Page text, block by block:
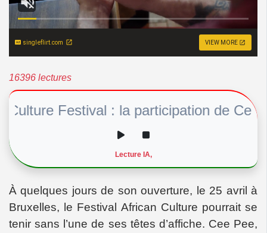
singleflirt.com VIEW MORE
16396 lectures
Festival : la participation de Cee
Lecture IA,
À quelques jours de son ouverture, le 25 avril à
Bruxelles, le Festival African Culture pourrait se
tenir sans l’une de ses têtes d’affiche. Cee Pee,